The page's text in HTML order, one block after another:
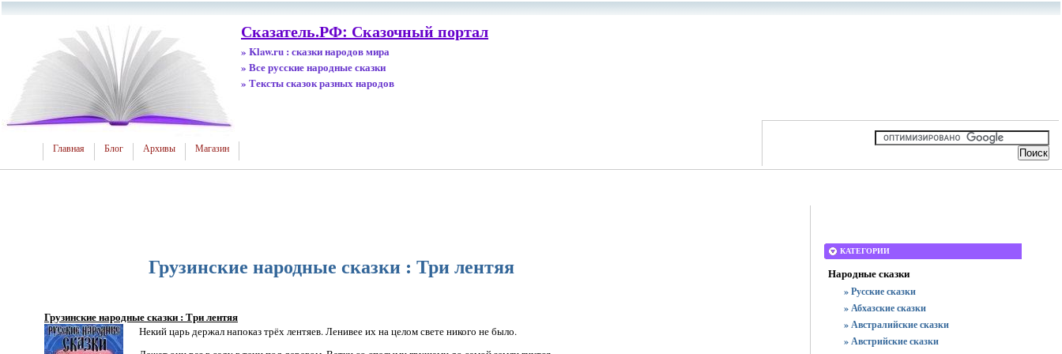
Сказатель.РФ: Сказочный портал
» Klaw.ru : сказки народов мира
» Все русские народные сказки
» Тексты сказок разных народов
Главная Блог Архивы Магазин
Грузинские народные сказки : Три лентяя
Грузинские народные сказки : Три лентяя
Некий царь держал напоказ трёх лентяев. Ленивее их на целом свете никого не было.
КАТЕГОРИИ
Народные сказки
» Русские сказки
» Абхазские сказки
» Австралийские сказки
» Австрийские сказки